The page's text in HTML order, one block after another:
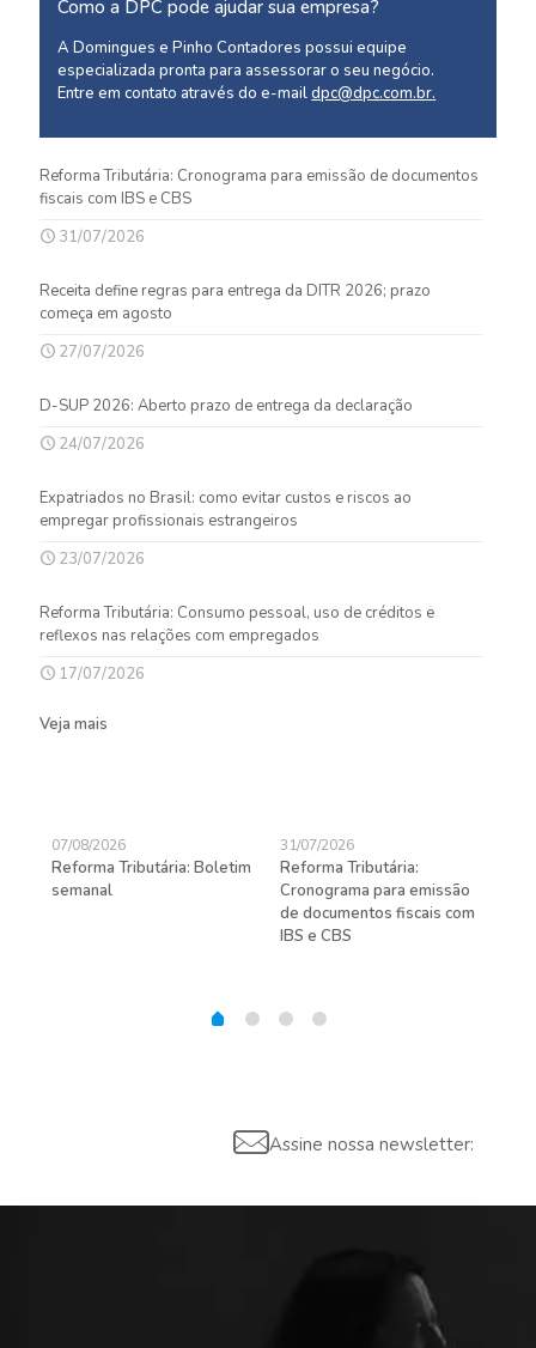
Como a DPC pode ajudar sua empresa?
A Domingues e Pinho Contadores possui equipe
especializada pronta para assessorar o seu negócio.
Entre em contato através do e-maildpc@dpc.com.br.
Reforma Tributária: Cronograma para emissão de documentos
fiscais com IBS e CBS
31/07/2026
Receita define regras para entrega da DITR 2026; prazo
começa em agosto
27/07/2026
D-SUP 2026: Aberto prazo de entrega da declaração
24/07/2026
Expatriados no Brasil: como evitar custos e riscos ao
empregar profissionais estrangeiros
23/07/2026
Reforma Tributária: Consumo pessoal, uso de créditos e
reflexos nas relações com empregados
17/07/2026
Veja mais
07/08/2026
Reforma Tributária: Boletim
semanal
31/07/2026
Reforma Tributária:
Cronograma para emissão
de documentos fiscais com
IBS e CBS
Assine nossa newsletter: